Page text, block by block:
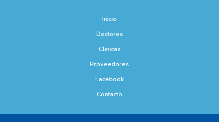
Inicio
Doctores
Clinicas
Proveedores
Facebook
Contacto